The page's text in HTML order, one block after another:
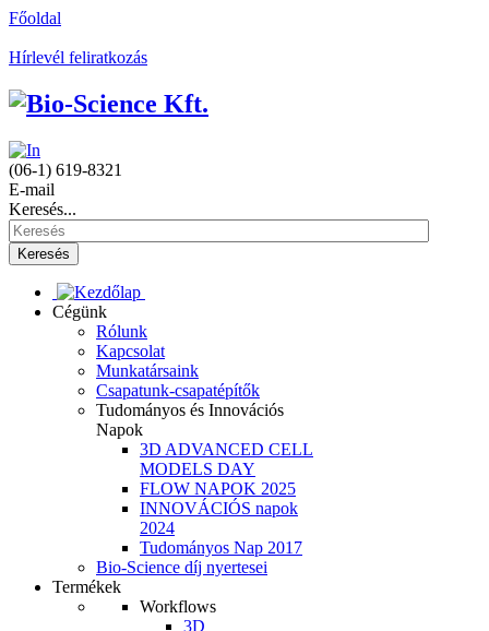
Főoldal
Hírlevél feliratkozás
(06-1) 619-8321
E-mail
Keresés...
Keresés
Cégünk
Rólunk
Kapcsolat
Munkatársaink
Csapatunk-csapatépítők
Tudományos és Innovációs
Napok
3D ADVANCED CELL
MODELS DAY
FLOW NAPOK 2025
INNOVÁCIÓS napok
2024
Tudományos Nap 2017
Bio-Science díj nyertesei
Termékek
Workflows
3D